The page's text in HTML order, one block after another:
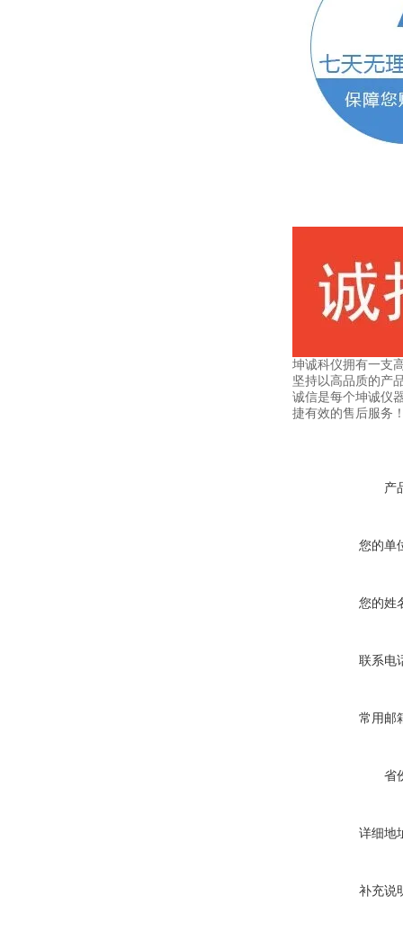
坤诚科仪拥有一支
坚持以高品质的产
诚信是每个坤诚仪
捷有效的售后服务
产
您的单
您的姓
联系电
常用邮
省
详细地
补充说